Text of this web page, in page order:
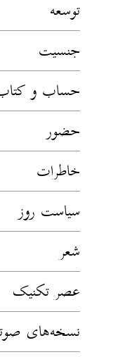
توسعه
جنسیت
حساب و
حضور
خاطرات
سیاست روز
شعر
عصر تکنیک
نسخه‌های